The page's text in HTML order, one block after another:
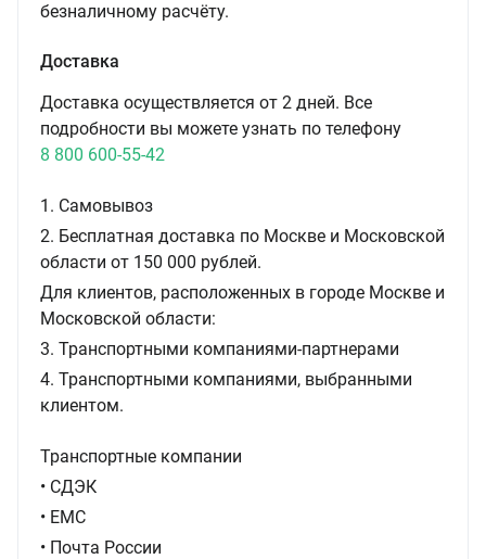
безналичному расчёту.
Доставка
Доставка осуществляется от 2 дней. Все
подробности вы можете узнать по телефону
8 800 600-55-42
1. Самовывоз
2. Бесплатная доставка по Москве и Московской
области от 150 000 рублей.
Для клиентов, расположенных в городе Москве и
Московской области:
3. Транспортными компаниями-партнерами
4. Транспортными компаниями, выбранными
клиентом.
Транспортные компании
• СДЭК
• ЕМС
• Почта России